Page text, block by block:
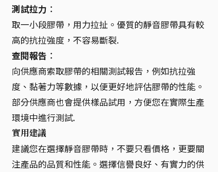
測試拉力 ：
取一小段膠帶，用力拉扯。優質的靜音膠帶具有較
高的抗拉強度，不容易斷裂.
查閱報告 ：
向供應商索取膠帶的相關測試報告，例如抗拉強
度、黏著力等數據，以便更好地評估膠帶的性能。
部分供應商也會提供樣品試用，方便您在實際生產
環境中進行測試.
實用建議
建議您在選擇靜音膠帶時，不要只看價格，更要關
注產品的品質和性能。選擇信譽良好、有實力的供